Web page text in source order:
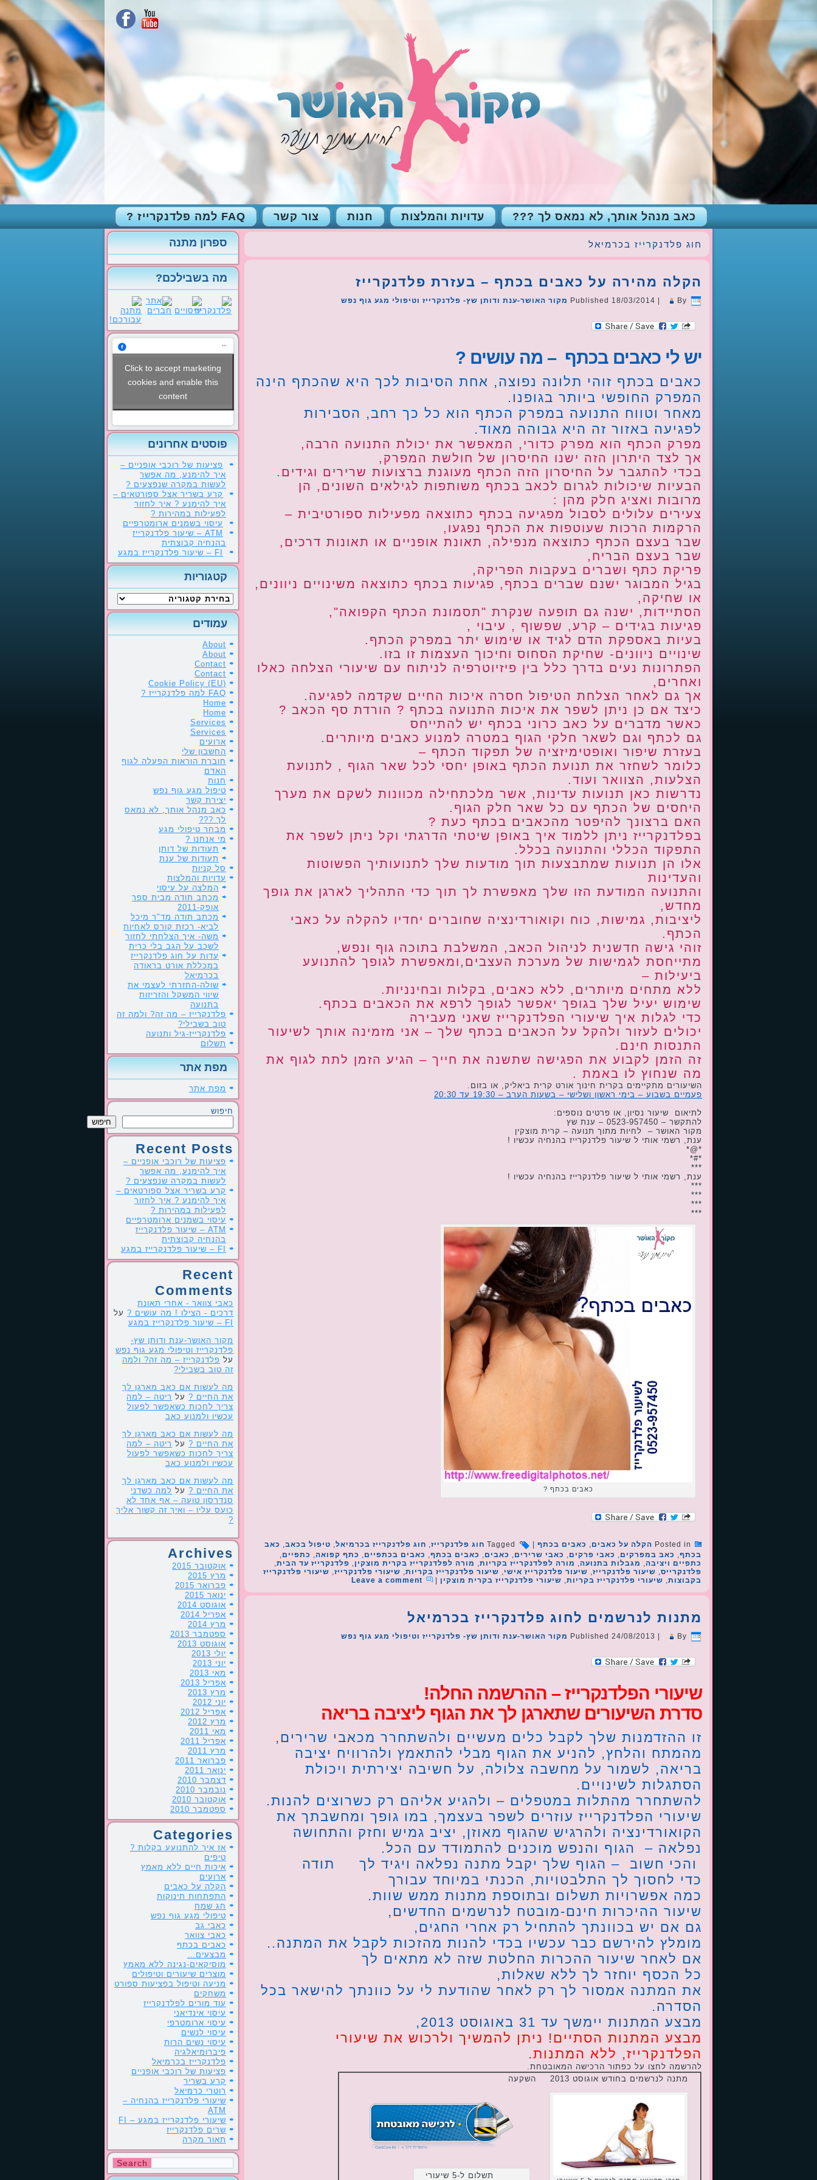
כאב מנהל אותך, לא נמאס לך ??? עדויות והמלצות חנות צור קשר FAQ למה פלדנקרייז ?
חוג פלדנקרייז בכרמיאל
הקלה מהירה על כאבים בכתף – בעזרת פלדנקרייז
Published 18/03/2014 By מקור האושר-ענת ודותן שץ- פלדנקרייז וטיפולי מגע גוף נפש
יש לי כאבים בכתף – מה עושים ?
כאבים בכתף זוהי תלונה נפוצה, אחת הסיבות לכך היא שהכתף הינה
המפרק החופשי ביותר בגופנו.
מאחר וטווח התנועה במפרק הכתף הוא כל כך רחב, הסבירות
לפגיעה באזור זה היא גבוהה מאוד.
מפרק הכתף הוא מפרק כדורי, המאפשר את יכולת התנועה הרבה,
אך לצד היתרון הזה ישנו החיסרון של חולשת המפרק,
בכדי להתגבר על החיסרון הזה הכתף מעוגנת ברצועות שרירים וגידים.
הבעיות שיכולות לגרום לכאב בכתף משותפות לגילאים השונים, הן
מרובות ואציג חלק מהן :
צעירים עלולים לסבול מפגיעה בכתף כתוצאה מפעילות ספורטיבית –
הרקמות הרכות שעוטפות את הכתף נפגעו,
שבר בעצם הכתף כתוצאה מנפילה, תאונת אופניים או תאונות דרכים,
שבר בעצם הבריח,
פריקת כתף ושברים בעקבות הפריקה,
בגיל המבוגר ישנם שברים בכתף, פגיעות בכתף כתוצאה משינויים ניוונים,
או שחיקה,
הסתיידות, ישנה גם תופעה שנקרת "תסמונת הכתף הקפואה",
פגיעות בגידים – קרע, שפשוף , עיבוי ,
בעיות באספקת הדם לגיד או שימוש יתר במפרק הכתף.
שינויים ניוונים- שחיקת הסחוס וחיכוך העצמות זו בזו.
הפתרונות נעים בדרך כלל בין פיזיוטרפיה לניתוח עם שיעורי הצלחה כאלו
ואחרים,
אך גם לאחר הצלחת הטיפול חסרה איכות החיים שקדמה לפגיעה.
כיצד אם כן ניתן לשפר את איכות התנועה בכתף ? הורדת סף הכאב ?
כאשר מדברים על כאב כרוני בכתף יש להתייחס
גם לכתף וגם לשאר חלקי הגוף במטרה למנוע כאבים מיותרים.
בעזרת שיפור ואופטימיזציה של תפקוד הכתף –
כלומר לשחזר את תנועת הכתף באופן יחסי לכל שאר הגוף , לתנועת
הצלעות, הצוואר ועוד.
נדרשות כאן תנועות עדינות, אשר מלכתחילה מכוונות לשקם את מערך
היחסים של הכתף עם כל שאר חלק הגוף.
האם ברצונך להיפטר מהכאבים בכתף כעת ?
בפלדנקרייז ניתן ללמוד איך באופן שיטתי הדרגתי וקל ניתן לשפר את
התפקוד הכללי והתנועה בכלל.
אלו הן תנועות שמתבצעות תוך מודעות שלך לתנועותיך הפשוטות
והעדינות
והתנועה המודעת הזו שלך מאפשרת לך תוך כדי התהליך לארגן את גופך
מחדש,
ליציבות, גמישות, כוח וקואורדינציה שחוברים יחדיו להקלה על כאבי
הכתף.
זוהי גישה חדשנית לניהול הכאב, המשלבת בתוכה גוף ונפש,
מתייחסת לגמישות של מערכת העצבים,ומאפשרת לגופך להתנועע
ביעילות –
ללא מתחים מיותרים, ללא כאבים, בקלות ובחינניות.
שימוש יעיל שלך בגופך יאפשר לגופך לרפא את הכאבים בכתף.
כדי לגלות איך שיעורי הפלדנקרייז שאני מעבירה
יכולים לעזור ולהקל על הכאבים בכתף שלך – אני מזמינה אותך לשיעור
התנסות חינם.
זה הזמן לקבוע את הפגישה שתשנה את חייך – הגיע הזמן לתת לגוף את
מה שנחוץ לו באמת .
השיעורים מתקיימים בקרית חינוך אורט קרית ביאליק, או בזום.
פעמיים בשבוע – בימי ראשון ושלישי – בשעות הערב – 19:30 עד 20:30
לתיאום שיעור נסיון, או פרטים נוספים:
להתקשר – 0523-957450 – ענת שץ
מקור האושר – לחיות מתוך תנועה – קרית מוצקין
ענת, רשמי אותי ל שיעור פלדנקרייז בהנחיה עכשיו !
*@*
*#*
***
ענת, רשמי אותי ל שיעור פלדנקרייז בהנחיה עכשיו !
***
***
***
***
כאבים בכתף ?
Posted in הקלה על כאבים, כאבים בכתף Tagged חוג פלדנקרייז, חוג פלדנקרייז בכרמיאל, טיפול בכאב, כאב
בכתף, כאב במפרקים, כאבי פרקים, כאבי שרירים, כאבים, כאבים בכתף, כאבים בכתפיים, כתף קפואה, כתפיים,
כתפיים ויציבה, מגבלות בתנועה, מורה לפלדנקרייז בקריות, מורה לפלדנקרייז בקרית מוצקין, פלדנקרייז עד הבית,
פלדנקרייס, שיעור פלדנקרייז, שיעור פלדנקרייז אישי, שיעור פלדנקרייז בקריות, שיעורי פלדנקרייז, שיעורי פלדנקרייז
בקבוצות, שיעורי פלדנקרייז בקריות, שיעורי פלדנקרייז בקרית מוצקין Leave a comment
מתנות לנרשמים לחוג פלדנקרייז בכרמיאל
Published 24/08/2013 By מקור האושר-ענת ודותן שץ- פלדנקרייז וטיפולי מגע גוף נפש
שיעורי הפלדנקרייז – ההרשמה החלה!
סדרת השיעורים שתארגן לך את הגוף ליציבה בריאה
זו ההזדמנות שלך לקבל כלים מעשיים ולהשתחרר מכאבי שרירים,
מהמתח והלחץ, להניע את הגוף מבלי להתאמץ ולהרוויח יציבה
בריאה, לשמור על מחשבה צלולה, על חשיבה יצירתית ויכולת
הסתגלות לשינויים.
להשתחרר מהתלות במטפלים – ולהגיע אליהם רק כשרוצים להנות.
שיעורי הפלדנקרייז עוזרים לשפר בעצמך, במו גופך ומחשבתך את
הקואורדינציה ולהרגיש שהגוף מאוזן, יציב גמיש וחזק והתחושה
נפלאה – הגוף והנפש מוכנים להתמודד עם הכל.
והכי חשוב – הגוף שלך יקבל מתנה נפלאה ויגיד לך תודה
כדי לחסוך לך התלבטויות, הכנתי במיוחד עבורך
כמה אפשרויות תשלום ובתוספת מתנות ממש שוות.
שיעור ההיכרות חינם-מובטח לנרשמים החדשים,
גם אם יש בכוונתך להתחיל רק אחרי החגים,
מומלץ להירשם כבר עכשיו בכדי להנות מהזכות לקבל את המתנה..
אם לאחר שיעור ההכרות החלטת שזה לא מתאים לך
כל הכסף יוחזר לך ללא שאלות,
את המתנה אמסור לך רק לאחר שהודעת לי על כוונתך להישאר בכל
הסדרה.
מבצע המתנות יימשך עד 31 באוגוסט 2013,
מבצע המתנות הסתיים! ניתן להמשיך ולרכוש את שיעורי
הפלדנקרייז, ללא המתנות.
להרשמה לחצו על כפתור הרכישה המאובטחת.
מתנה לנרשמים בחודש אוגוסט 2013
השקעה
תשלום ל-5 שיעורי
ספרון מתנה
מה בשבילכם?
Click to accept marketing
cookies and enable this
content
פוסטים אחרונים
פציעות של רוכבי אופניים –
איך להימנע, מה אפשר
לעשות במקרה שנפצעים ?
קרע בשריר אצל ספורטאים –
איך להימנע ? איך לחזור
לפעילות במהירות ?
עיסוי בשמנים ארומטרפיים
ATM – שיעור פלדנקרייז
בהנחיה קבוצתית
FI – שיעור פלדנקרייז במגע
קטגוריות
קטגוריות
עמודים
About
About
Contact
Contact
Cookie Policy (EU)
FAQ למה פלדנקרייז ?
Home
Home
Services
Services
ארועים
החשבון שלי
חוברת הוראות הפעלה לגוף
האדם
חנות
טיפול מגע גוף נפש
יצירת קשר
כאב מנהל אותך, לא נמאס
לך ???
מבחר טיפולי מגע
מי אנחנו ?
תעודות של דותן
תעודות של ענת
סל קניות
עדויות והמלצות
המלצה על עיסוי
מכתב תודה מבית ספר
אופק-2011
מכתב תודה מד"ר מיכל
לביא- רכזת קורס לאחיות
משה- איך הצלחתי לחזור
לשכב על הגב בלי כרית
עדות על חוג פלדנקרייז
במכללת אורט בראודה
בכרמיאל
שולה-החזרתי לעצמי את
שיווי המשקל והזריזות
בתנועה
פלדנקרייז – מה זה? ולמה זה
טוב בשבילי?
פלדנקרייז-גיל ותנועה
תשלום
מפת אתר
מפת אתר
חיפוש
חיפוש
Recent Posts
פציעות של רוכבי אופניים –
איך להימנע, מה אפשר
לעשות במקרה שנפצעים ?
קרע בשריר אצל ספורטאים –
איך להימנע ? איך לחזור
לפעילות במהירות ?
עיסוי בשמנים ארומטרפיים
ATM – שיעור פלדנקרייז
בהנחיה קבוצתית
FI – שיעור פלדנקרייז במגע
Recent
Comments
כאבי צוואר - אחרי תאונת
דרכים - הצילו ! מה עושים ? על
FI – שיעור פלדנקרייז במגע
מקור האושר-ענת ודותן שץ-
פלדנקרייז וטיפולי מגע גוף נפש
על פלדנקרייז – מה זה? ולמה
זה טוב בשבילי?
מה לעשות אם כאב מארגן לך
את החיים ? על ריטה – למה
צריך לחכות כשאפשר לפעול
עכשיו ולמנוע כאב
מה לעשות אם כאב מארגן לך
את החיים ? על ריטה – למה
צריך לחכות כשאפשר לפעול
עכשיו ולמנוע כאב
מה לעשות אם כאב מארגן לך
את החיים ? על למה כשדני
סנדרסון טועה – אף אחד לא
כועס עליו – ואיך זה קשור אליך
?
Archives
אוקטובר 2015
מרץ 2015
פברואר 2015
ינואר 2015
אוגוסט 2014
אפריל 2014
מרץ 2014
ספטמבר 2013
אוגוסט 2013
יולי 2013
יוני 2013
מאי 2013
אפריל 2013
מרץ 2013
יוני 2012
אפריל 2012
מרץ 2012
מאי 2011
אפריל 2011
מרץ 2011
פברואר 2011
ינואר 2011
דצמבר 2010
נובמבר 2010
אוקטובר 2010
ספטמבר 2010
Categories
אז איך להתנועע בקלות ?
טיפים
איכות חיים ללא מאמץ
ארועים
הקלה על כאבים
התפתחות תינוקות
חג שמח
טיפולי מגע גוף נפש
כאבי גב
כאבי צוואר
כאבים בכתף
מבצעים…
מוסיקאים-נגינה ללא מאמץ
מוצרים שיעורים וטיפולים
מניעה וטיפול בפציעות ספורט
משחקים
עוד מורים לפלדנקרייז
עיסוי אינדיאני
עיסוי ארומטרפי
עיסוי לנשים
עיסוי נשים הרות
פיברומיאלגיה
פלדנקרייז בכרמיאל
פציעות של רוכבי אופניים
קרע בשריר
רוטרי כרמיאל
שיעורי פלדנקרייז בהנחיה –
ATM
שיעורי פלדנקרייז במגע – FI
שרים פלדנקרייז
תאור מקרה